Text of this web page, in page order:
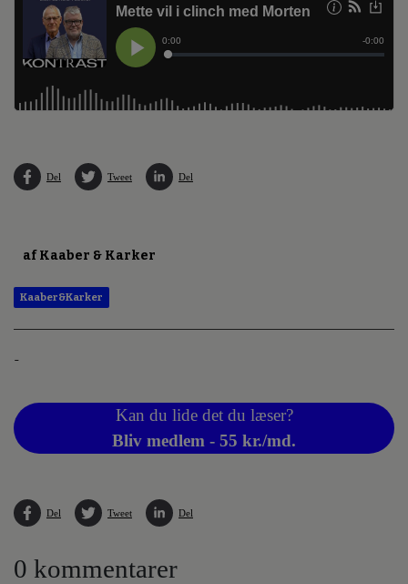
Del Tweet Del
af Kaaber & Karker
Kaaber&Karker
-
Kan du lide det du læser?
Bliv medlem - 55 kr./md.
Del Tweet Del
0 kommentarer